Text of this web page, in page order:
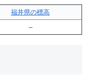
福井県の標高
–